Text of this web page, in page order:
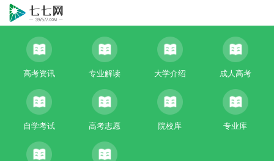
高考资讯 专业解读 大学介绍 成人高考
自学考试 高考志愿 院校库 专业库